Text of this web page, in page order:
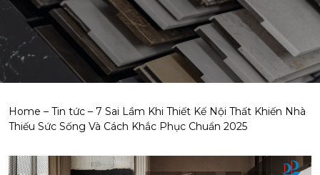
Home – Tin tức – 7 Sai Lầm Khi Thiết Kế Nội Thất Khiến Nhà
Thiếu Sức Sống Và Cách Khắc Phục Chuẩn 2025